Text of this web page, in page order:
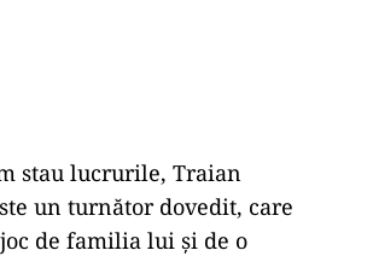
stau lucrurile, Traian
un turnător dovedit, care
de familia lui și de o